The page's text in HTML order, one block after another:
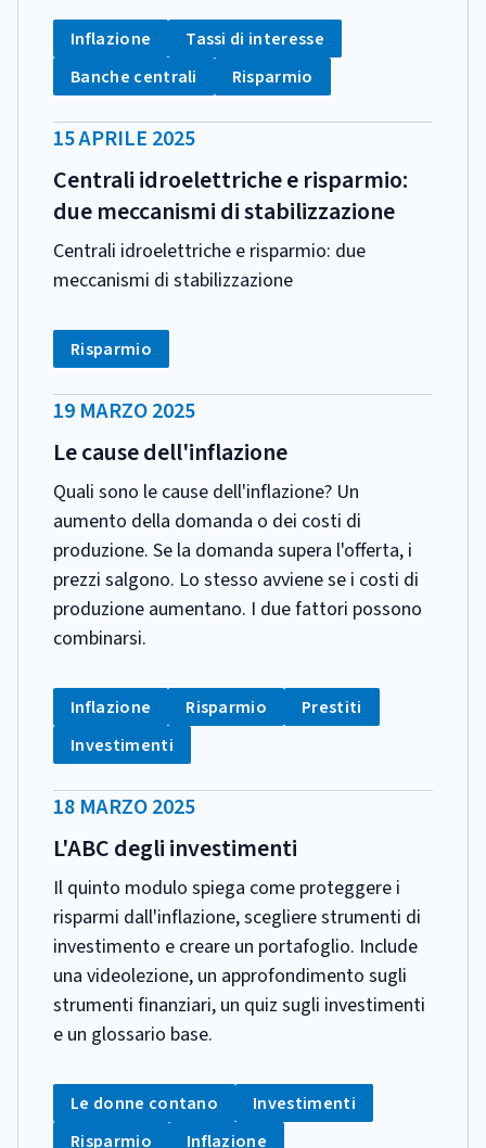
CATEGORIA:
Tag:
Inflazione Tag:
Tassi di interesse
Tag:
Banche centrali Tag:
Risparmio
DATA
PUBBLICAZIONE:
15 APRILE 2025
Centrali idroelettriche e risparmio:
due meccanismi di stabilizzazione
Centrali idroelettriche e risparmio: due
meccanismi di stabilizzazione
CATEGORIA:
Tag:
Risparmio
DATA
PUBBLICAZIONE:
19 MARZO 2025
Le cause dell'inflazione
Quali sono le cause dell'inflazione? Un
aumento della domanda o dei costi di
produzione. Se la domanda supera l'offerta, i
prezzi salgono. Lo stesso avviene se i costi di
produzione aumentano. I due fattori possono
combinarsi.
CATEGORIA:
Tag:
Inflazione Tag:
Risparmio Tag:
Prestiti
Tag:
Investimenti
DATA
PUBBLICAZIONE:
18 MARZO 2025
L'ABC degli investimenti
Il quinto modulo spiega come proteggere i
risparmi dall'inflazione, scegliere strumenti di
investimento e creare un portafoglio. Include
una videolezione, un approfondimento sugli
strumenti finanziari, un quiz sugli investimenti
e un glossario base.
CATEGORIA:
Tag:
Le donne contano Tag:
Investimenti
Tag:
Risparmio Tag:
Inflazione